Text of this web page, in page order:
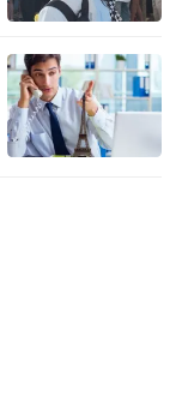
右三）在进球